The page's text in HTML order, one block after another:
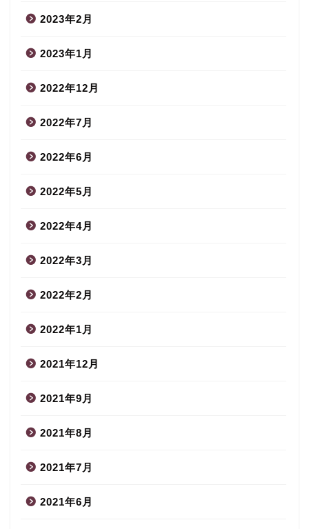
2023年2月
2023年1月
2022年12月
2022年7月
2022年6月
2022年5月
2022年4月
2022年3月
2022年2月
2022年1月
2021年12月
2021年9月
2021年8月
2021年7月
2021年6月